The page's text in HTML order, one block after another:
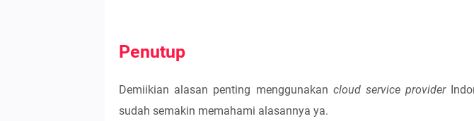
Penutup
Demiikian alasan penting menggunakan cloud service provider
sudah semakin memahami alasannya ya.